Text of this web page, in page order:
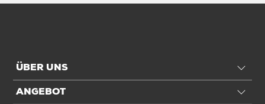
ÜBER UNS
ANGEBOT